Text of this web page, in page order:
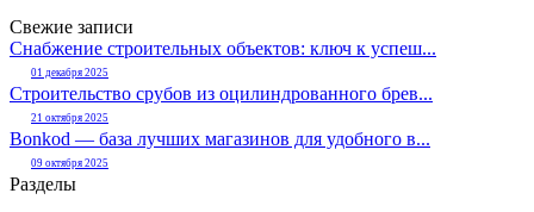
Свежие записи
Снабжение строительных объектов: ключ к успеш...
01 декабря 2025
Строительство срубов из оцилиндрованного брев...
21 октября 2025
Bonkod — база лучших магазинов для удобного в...
09 октября 2025
Разделы